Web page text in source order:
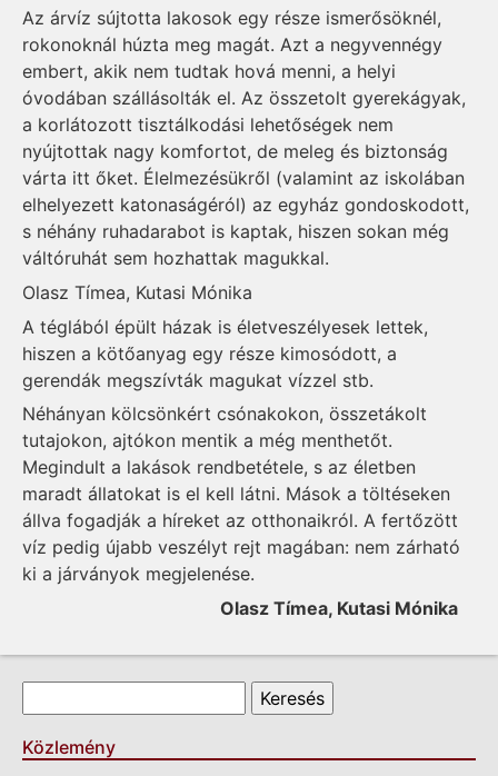
Az árvíz sújtotta lakosok egy része ismerősöknél,
rokonoknál húzta meg magát. Azt a negyvennégy
embert, akik nem tudtak hová menni, a helyi
óvodában szállásolták el. Az összetolt gyerekágyak,
a korlátozott tisztálkodási lehetőségek nem
nyújtottak nagy komfortot, de meleg és biztonság
várta itt őket. Élelmezésükről (valamint az iskolában
elhelyezett katonaságéról) az egyház gondoskodott,
s néhány ruhadarabot is kaptak, hiszen sokan még
váltóruhát sem hozhattak magukkal.
Olasz Tímea, Kutasi Mónika
A téglából épült házak is életveszélyesek lettek,
hiszen a kötőanyag egy része kimosódott, a
gerendák megszívták magukat vízzel stb.
Néhányan kölcsönkért csónakokon, összetákolt
tutajokon, ajtókon mentik a még menthetőt.
Megindult a lakások rendbetétele, s az életben
maradt állatokat is el kell látni. Mások a töltéseken
állva fogadják a híreket az otthonaikról. A fertőzött
víz pedig újabb veszélyt rejt magában: nem zárható
ki a járványok megjelenése.
Olasz Tímea, Kutasi Mónika
Keresés űrlap
Közlemény